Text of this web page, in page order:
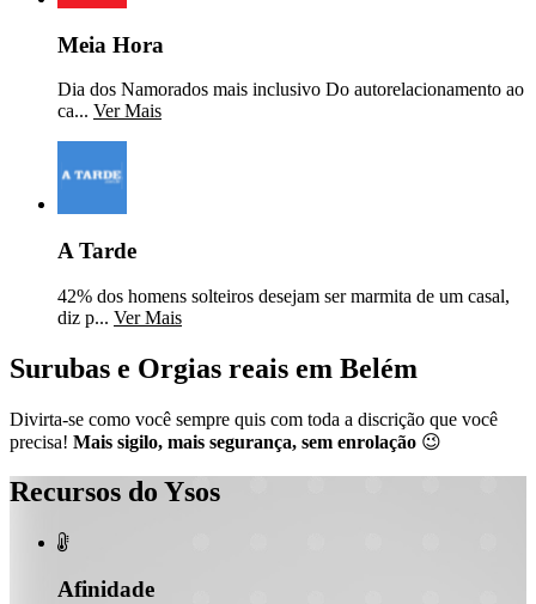
Meia Hora
Dia dos Namorados mais inclusivo Do autorelacionamento ao
ca... Ver Mais
A Tarde
42% dos homens solteiros desejam ser marmita de um casal,
diz p... Ver Mais
Surubas e Orgias reais em Belém
Divirta-se como você sempre quis com toda a discrição que você
precisa! Mais sigilo, mais segurança, sem enrolação 😉
Recursos do Ysos

Afinidade